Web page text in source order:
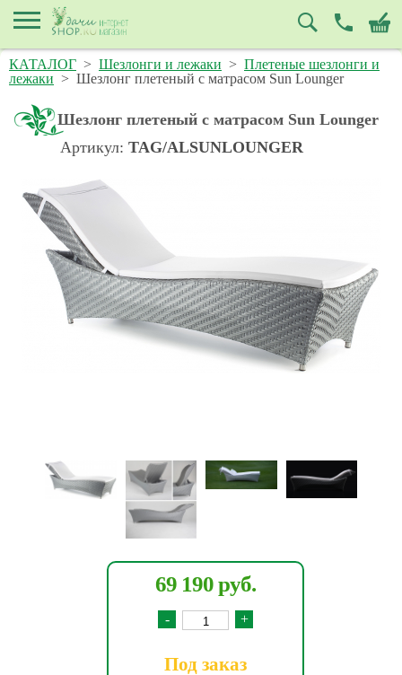
КАТАЛОГ > Шезлонги и лежаки > Плетеные шезлонги и
лежаки > Шезлонг плетеный с матрасом Sun Lounger
Шезлонг плетеный с матрасом Sun Lounger
Артикул: TAG/ALSUNLOUNGER
69 190 руб.
- +
Под заказ